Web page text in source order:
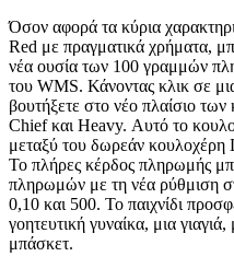
Όσον αφορά τα κύρια
Red με πραγματικά χρήματα,
νέα ουσία των 100 γραμμών
του WMS. Κάνοντας κλικ σε
βουτήξετε στο νέο πλαίσιο
Chief και Heavy. Αυτό το
μεταξύ του δωρεάν
Το πλήρες κέρδος πληρωμής
πληρωμών με τη νέα ρύθμιση
0,10 και 500. Το παιχνίδι
γοητευτική γυναίκα, μια
μπάσκετ.